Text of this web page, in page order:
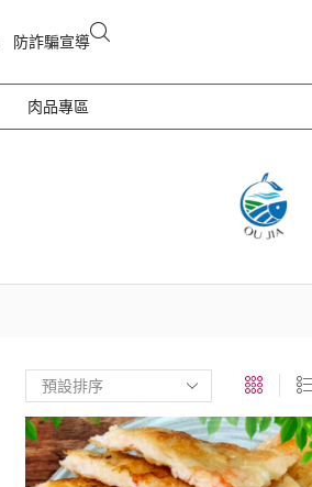
防詐騙宣導
肉品專區